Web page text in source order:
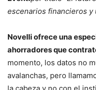
escenarios financieros y
Novelli ofrece una
ahorradores que
momento, los datos no
avalanchas, pero